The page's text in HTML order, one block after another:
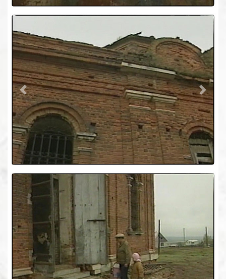
Previous Next